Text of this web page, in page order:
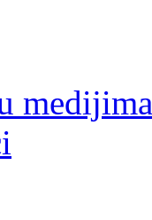
medijima